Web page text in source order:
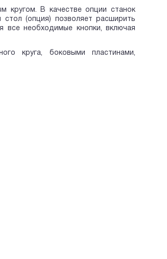
кругом. В качестве опции станок
(опция) позволяет расширить
все необходимые кнопки, включая
круга, боковыми пластинами,